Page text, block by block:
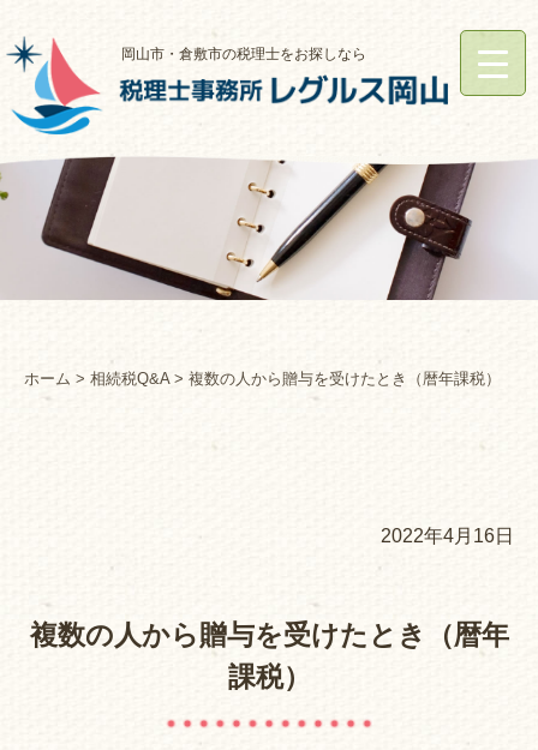
岡山市・倉敷市の税理士をお探しなら
ホーム > 相続税Q&A > 複数の人から贈与を受けたとき（暦年課税）
2022年4月16日
複数の人から贈与を受けたとき（暦年
課税）